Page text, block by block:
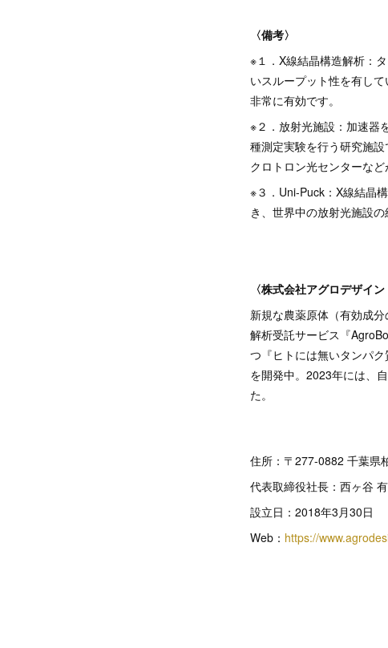
〈備考〉
※１．X線結晶構造解析：
いスループット性を有し
非常に有効です。
※２．放射光施設：加速器
種測定実験を行う研究施
クロトロン光センターなど
※３．Uni-Puck：X線結晶
き、世界中の放射光施設
〈株式会社アグロデザイ
新規な農薬原体（有効成
解析受託サービス『
つ『ヒトには無いタンパ
を開発中。2023年には、
た。
住所：〒277-0882 千葉県
代表取締役社長：西ヶ谷
設立日：2018年3月30日
Web： https://